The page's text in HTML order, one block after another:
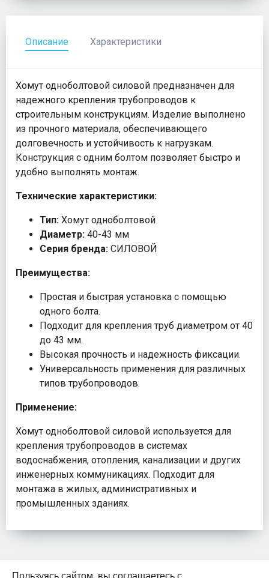
Пользуясь сайтом, вы соглашаетесь с
Описание Характеристики
Хомут одноболтовой силовой предназначен для
надежного крепления трубопроводов к
строительным конструкциям. Изделие выполнено
из прочного материала, обеспечивающего
долговечность и устойчивость к нагрузкам.
Конструкция с одним болтом позволяет быстро и
удобно выполнять монтаж.
Технические характеристики:
Тип: Хомут одноболтовой
Диаметр: 40-43 мм
Серия бренда: СИЛОВОЙ
Преимущества:
Простая и быстрая установка с помощью
одного болта.
Подходит для крепления труб диаметром от 40
до 43 мм.
Высокая прочность и надежность фиксации.
Универсальность применения для различных
типов трубопроводов.
Применение:
Хомут одноболтовой силовой используется для
крепления трубопроводов в системах
водоснабжения, отопления, канализации и других
инженерных коммуникациях. Подходит для
монтажа в жилых, административных и
промышленных зданиях.